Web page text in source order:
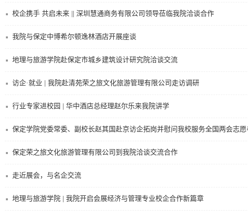
校企携手 共启未来 || 深圳慧通商务有限公司领导莅临我院洽谈合作
我院与保定中博希尔顿逸林酒店开展座谈
地理与旅游学院赴保定市城乡建筑设计研究院洽谈交流
访企·就业 | 我院赴清苑荣之旅文化旅游管理有限公司走访调研
行业专家进校园 | 华中酒店总经理赵尔乐来我院讲学
保定学院党委常委、副校长赵其国赴京访企拓岗并慰问我校服务全国两会志愿
保定荣之旅文化旅游管理有限公司到我院洽谈交流合作
走近展会，与名企交流
地理与旅游学院 | 我院开启会展经济与管理专业校企合作新篇章